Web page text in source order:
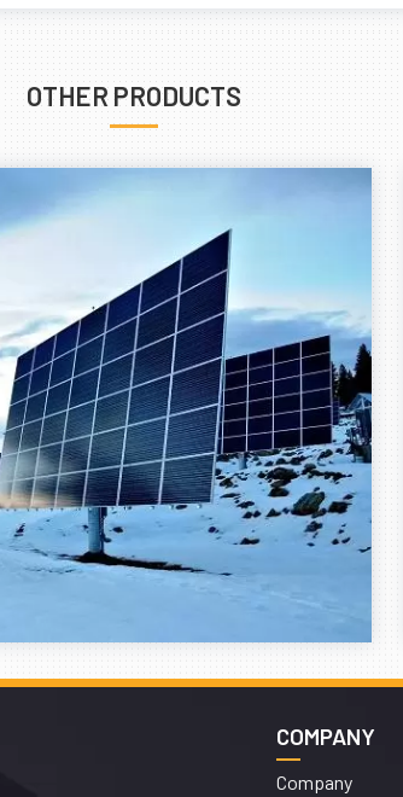
OTHER PRODUCTS
COMPANY
Company